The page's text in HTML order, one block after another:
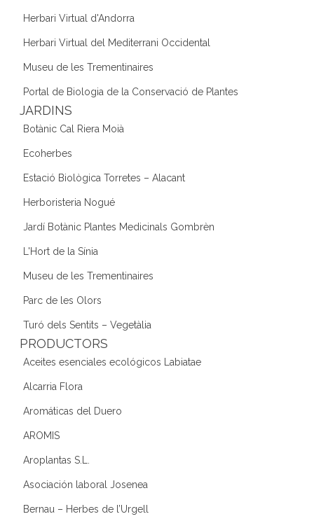
Herbari Virtual d'Andorra
Herbari Virtual del Mediterrani Occidental
Museu de les Trementinaires
Portal de Biologia de la Conservació de Plantes
JARDINS
Botànic Cal Riera Moià
Ecoherbes
Estació Biològica Torretes – Alacant
Herboristeria Nogué
Jardí Botànic Plantes Medicinals Gombrèn
L'Hort de la Sínia
Museu de les Trementinaires
Parc de les Olors
Turó dels Sentits – Vegetàlia
PRODUCTORS
Aceites esenciales ecológicos Labiatae
Alcarria Flora
Aromáticas del Duero
AROMIS
Aroplantas S.L.
Asociación laboral Josenea
Bernau – Herbes de l’Urgell